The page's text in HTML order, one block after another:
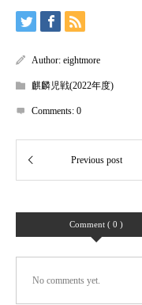
Author: eightmore
麒麟児戦(2022年度)
Comments: 0
Comment ( 0 )
No comments yet.